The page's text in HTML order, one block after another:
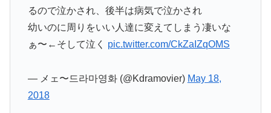
るので泣かされ、後半は病気で泣かされ
幼いのに周りをいい人達に変えてしまう凄いな
ぁ〜←そして泣く pic.twitter.com/CkZaIZqOMS
— メェ〜드라마영화 (@Kdramovier) May 18,
2018